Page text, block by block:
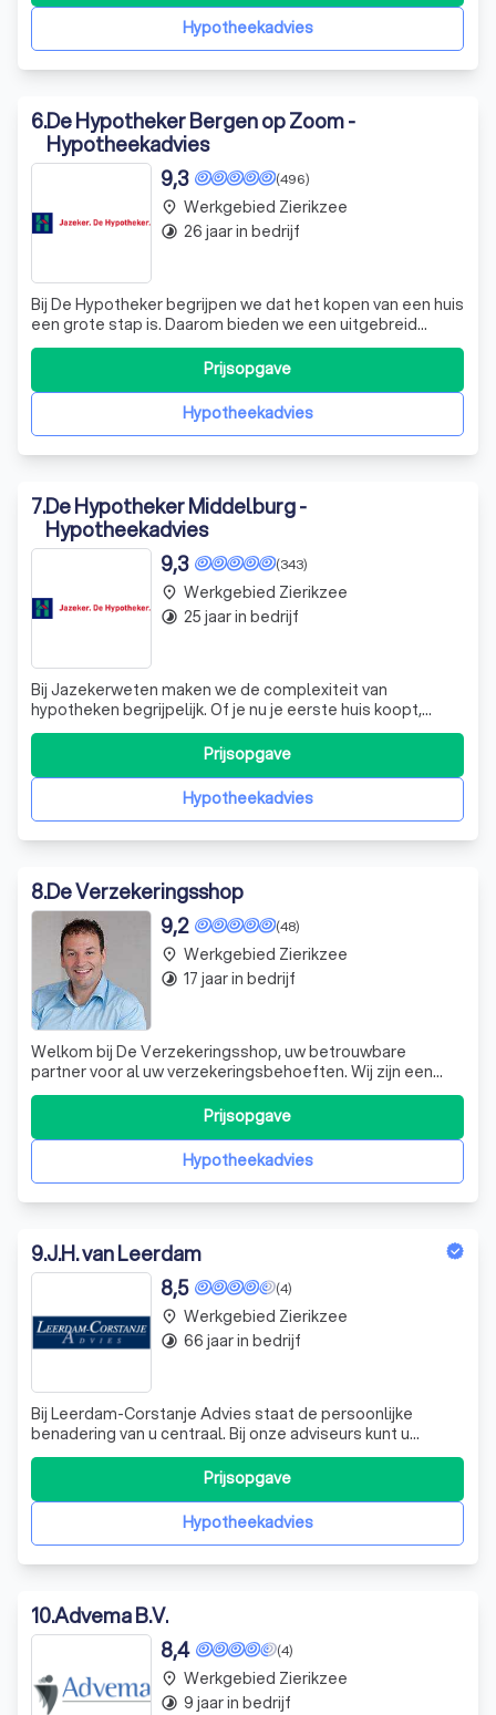
zich uit van het aankopeHypotheekadvies
6.De Hypotheker Bergen op Zoom -
Hypotheekadvies
(496)
9,3
Bij De Hypotheker begrijpen we dat het kopen van een huis
een grote stap is. Daarom bieden we een uitgebreid
verzekeringspakket aan om je te beschermen tegen
onvoorziene omstandigheden. Ons All In Woonpakket
omvat opstal-, inboedel- en
aansprakelijkheidsverzekeringen, allemaal onder één dak.
Hypotheekadvies
Prijsopgave
place Werkgebied Zierikzee
timelapse 26 jaar in bedrijf
7.De Hypotheker Middelburg -
Hypotheekadvies
(343)
9,3
Bij Jazekerweten maken we de complexiteit van
hypotheken begrijpelijk. Of je nu je eerste huis koopt,
verhuist of je huidige hypotheek wilt oversluiten, wij
bieden inzicht met onze korte video's. We behandelen
thema's zoals besparen op maandlasten, verduurzaming
van je woning en de aflossingsvrije h
Hypotheekadvies
Prijsopgave
place Werkgebied Zierikzee
timelapse 25 jaar in bedrijf
8.De Verzekeringsshop
(48)
9,2
Welkom bij De Verzekeringsshop, uw betrouwbare
partner voor al uw verzekeringsbehoeften. Wij zijn een
modern verzekeringskantoor dat persoonlijke aandacht,
betrokkenheid en uitstekende service combineert met
scherpe premies. Of u nu een particulier of een MKB-
ondernemer bent, wij bieden een breed sc
Hypotheekadvies
Prijsopgave
place Werkgebied Zierikzee
timelapse 17 jaar in bedrijf
9.J.H. van Leerdam
(4)
8,5
Bij Leerdam-Corstanje Advies staat de persoonlijke
benadering van u centraal. Bij onze adviseurs kunt u
terecht voor deskundig advies. Wij hechten zeer aan
kwaliteit en zijn onafhankelijk. Wij richten ons op zowel
particulieren als MKB.
Hypotheekadvies
Prijsopgave
place Werkgebied Zierikzee
timelapse 66 jaar in bedrijf
10.Advema B.V.
(4)
8,4
place Werkgebied Zierikzee
timelapse 9 jaar in bedrijf